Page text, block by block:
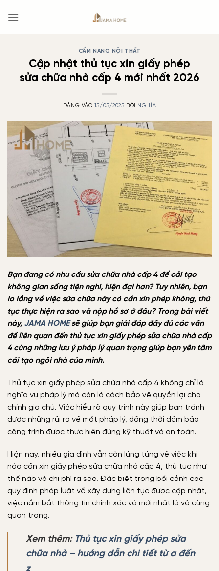
qua
CẨM NANG NỘI THẤT
Cập nhật thủ tục xin giấy phép
sửa chữa nhà cấp 4 mới nhất 2026
ĐĂNG VÀO 15/05/2025 BỞI NGHĨA
Bạn đang có nhu cầu sửa chữa nhà cấp 4 để cải tạo
không gian sống tiện nghi, hiện đại hơn? Tuy nhiên, bạn
lo lắng về việc sửa chữa này có cần xin phép không, thủ
tục thực hiện ra sao và nộp hồ sơ ở đâu? Trong bài viết
này, JAMA HOMEsẽ giúp bạn giải đáp đầy đủ các vấn
đề liên quan đến thủ tục xin giấy phép sửa chữa nhà cấp
4 cùng những lưu ý pháp lý quan trọng giúp bạn yên tâm
cải tạo ngôi nhà của mình.
Thủ tục xin giấy phép sửa chữa nhà cấp 4 không chỉ là
nghĩa vụ pháp lý mà còn là cách bảo vệ quyền lợi cho
chính gia chủ. Việc hiểu rõ quy trình này giúp bạn tránh
được những rủi ro về mặt pháp lý, đồng thời đảm bảo
công trình được thực hiện đúng kỹ thuật và an toàn.
Hiện nay, nhiều gia đình vẫn còn lúng túng về việc khi
nào cần xin giấy phép sửa chữa nhà cấp 4, thủ tục như
thế nào và chi phí ra sao. Đặc biệt trong bối cảnh các
quy định pháp luật về xây dựng liên tục được cập nhật,
việc nắm bắt thông tin chính xác và mới nhất là vô cùng
quan trọng.
Xem thêm: Thủ tục xin giấy phép sửa
chữa nhà – hướng dẫn chi tiết từ a đến
z